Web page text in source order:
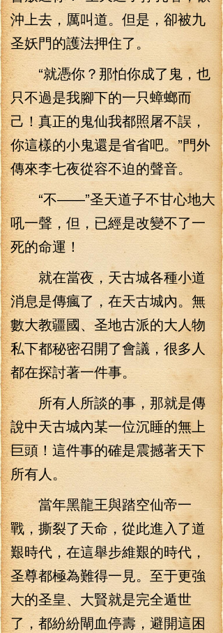
沖上去，厲叫道。但是，卻被九
圣妖門的護法押住了。
“就憑你？那怕你成了鬼，也
只不過是我腳下的一只蟑螂而
己！真正的鬼仙我都照屠不誤，
你這樣的小鬼還是省省吧。”門外
傳來李七夜從容不迫的聲音。
“不――”圣天道子不甘心地大
吼一聲，但，已經是改變不了一
死的命運！
就在當夜，天古城各種小道
消息是傳瘋了，在天古城內。無
數大教疆國、圣地古派的大人物
私下都秘密召開了會議，很多人
都在探討著一件事。
所有人所談的事，那就是傳
說中天古城內某一位沉睡的無上
巨頭！這件事的確是震撼著天下
所有人。
當年黑龍王與踏空仙帝一
戰，撕裂了天命，從此進入了道
艱時代，在這舉步維艱的時代，
圣尊都極為難得一見。至于更強
大的圣皇、大賢就是完全遁世
了，都紛紛閘血停壽，避開這困